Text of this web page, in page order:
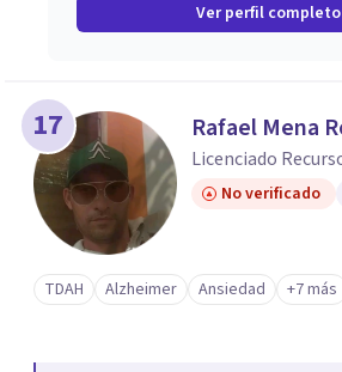
Ver perfil completo
17 Rafael Mena
Licenciado
No verificado
TDAH Alzheimer Ansiedad +7 más